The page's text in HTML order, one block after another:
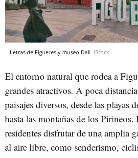
Letras de Figueres y museo Dalí iStock
El entorno natural que rodea a
grandes atractivos. A poca
paisajes diversos, desde las playas
hasta las montañas de los
residentes disfrutar de una amplia
al aire libre, como senderismo,